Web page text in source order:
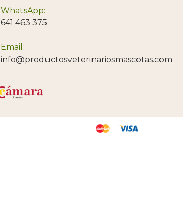
WhatsApp:
641 463 375
Email:
info@productosveterinariosmascotas.com